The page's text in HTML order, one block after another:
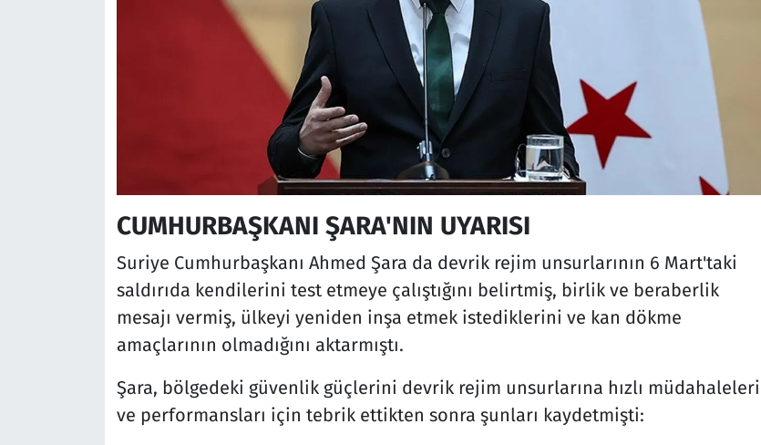
CUMHURBAŞKANI ŞARA'NIN UYARISI
Suriye Cumhurbaşkanı Ahmed Şara da devrik rejim unsurlarının 6 Mart'taki
saldırıda kendilerini test etmeye çalıştığını belirtmiş, birlik ve beraberlik
mesajı vermiş, ülkeyi yeniden inşa etmek istediklerini ve kan dökme
amaçlarının olmadığını aktarmıştı.
Şara, bölgedeki güvenlik güçlerini devrik rejim unsurlarına hızlı müdahaleleri
ve performansları için tebrik ettikten sonra şunları kaydetmişti: